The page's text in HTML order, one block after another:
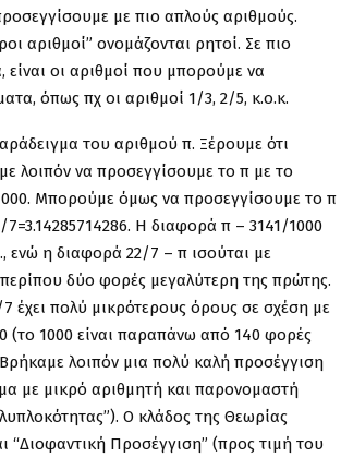
με πιο απλούς αριθμούς.
αριθμοί” ονομάζονται ρητοί. Σε πιο
οι αριθμοί που μπορούμε να
όπως πχ οι αριθμοί 1/3, 2/5, κ.ο.κ.
του αριθμού π. Ξέρουμε ότι
λοιπόν να προσεγγίσουμε το π με το
Μπορούμε όμως να προσεγγίσουμε το π
7=3.14285714286. Η διαφορά π – 3141/1000
ενώ η διαφορά 22/7 – π ισούται με
δύο φορές μεγαλύτερη της πρώτης.
έχει πολύ μικρότερους όρους σε σχέση με
(το 1000 είναι παραπάνω από 140 φορές
λοιπόν μια πολύ καλή προσέγγιση
με μικρό αριθμητή και παρονομαστή
Ο κλάδος της Θεωρίας
“Διοφαντική Προσέγγιση” (προς τιμή του